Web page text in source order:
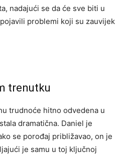
nadajući se da će sve biti u
problemi koji su zauvijek
trenutku
trudnoće hitno odvedena u
dramatična. Daniel je
se porođaj približavao, on je
je samu u toj ključnoj